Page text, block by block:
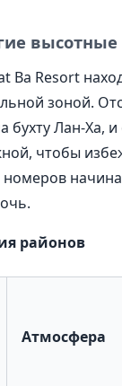
Ba Resort
зоной.
бухту Лан-Ха, и
чтобы
районов
Атмосфера